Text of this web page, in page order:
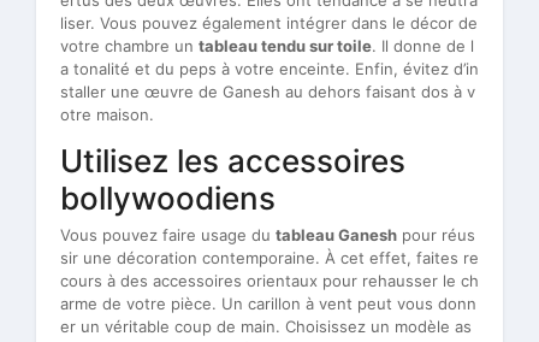
liser. Vous pouvez également intégrer dans le décor de
votre chambre un tableau tendu sur toile. Il donne de l
a tonalité et du peps à votre enceinte. Enfin, évitez d’in
staller une œuvre de Ganesh au dehors faisant dos à v
otre maison.
Utilisez les accessoires
bollywoodiens
Vous pouvez faire usage du tableau Ganesh pour réus
sir une décoration contemporaine. À cet effet, faites re
cours à des accessoires orientaux pour rehausser le ch
arme de votre pièce. Un carillon à vent peut vous donn
er un véritable coup de main. Choisissez un modèle as